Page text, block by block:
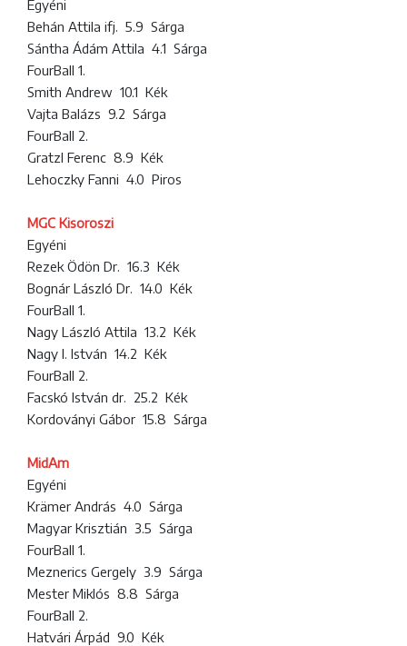
Egyéni
Behán Attila ifj. 5.9 Sárga
Sántha Ádám Attila 4.1 Sárga
FourBall 1.
Smith Andrew 10.1 Kék
Vajta Balázs 9.2 Sárga
FourBall 2.
Gratzl Ferenc 8.9 Kék
Lehoczky Fanni 4.0 Piros
MGC Kisoroszi
Egyéni
Rezek Ödön Dr. 16.3 Kék
Bognár László Dr. 14.0 Kék
FourBall 1.
Nagy László Attila 13.2 Kék
Nagy I. István 14.2 Kék
FourBall 2.
Facskó István dr. 25.2 Kék
Kordoványi Gábor 15.8 Sárga
MidAm
Egyéni
Krämer András 4.0 Sárga
Magyar Krisztián 3.5 Sárga
FourBall 1.
Meznerics Gergely 3.9 Sárga
Mester Miklós 8.8 Sárga
FourBall 2.
Hatvári Árpád 9.0 Kék